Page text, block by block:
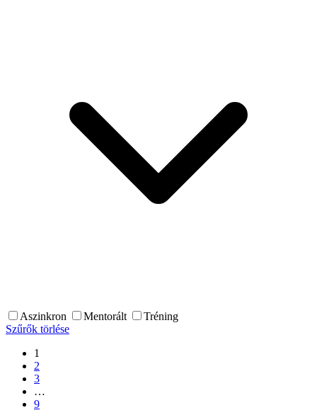
Aszinkron Mentorált
Tréning
Szűrők törlése
1
2
3
…
9